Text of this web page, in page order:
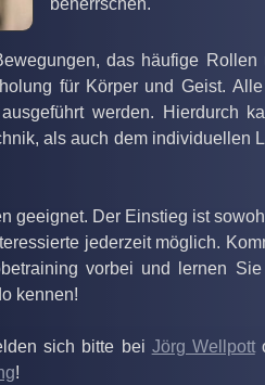
beherrschen.
das häufige
für Körper und Geist.
werden. Hierdurch
als auch dem individuellen
geeignet. Der Einstieg ist
jederzeit möglich.
vorbei und lernen
kennen!
sich bitte bei Jörg Wellpott
!